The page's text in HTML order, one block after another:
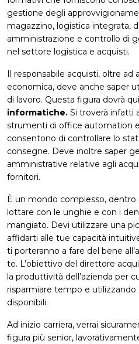
gestione degli
magazzino, logistica integrata,
amministrazione e controllo di
nel settore logistica e acquisti.
Il responsabile acquisti, oltre ad
economica, deve anche saper
di lavoro. Questa figura dovrà
informatiche. Si troverà infatti
strumenti di office automation
consentono di controllare lo
consegne. Deve inoltre saper
amministrative relative agli
fornitori.
È un mondo complesso, dentro
lottare con le unghie e con i
mangiato. Devi utilizzare una
affidarti alle tue capacità
ti porteranno a fare del bene
te. L’obiettivo del direttore
la produttività dell’azienda per
risparmiare tempo e utilizzando
disponibili.
Ad inizio carriera, verrai
figura più senior,